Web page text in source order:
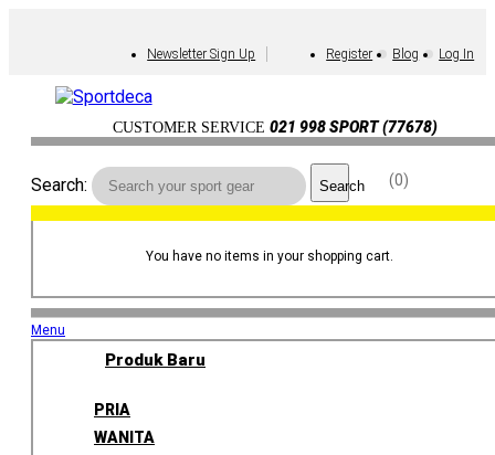
Newsletter Sign Up Register Blog Log In
CUSTOMER SERVICE 021 998 SPORT (77678)
0
Search: Search
You have no items in your shopping cart.
Menu
Produk Baru
PRIA
WANITA